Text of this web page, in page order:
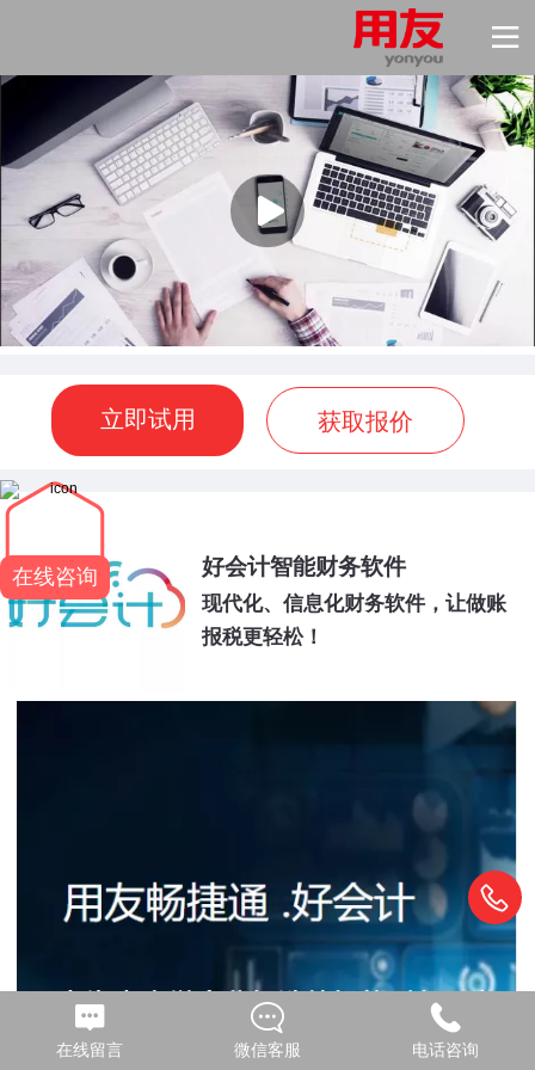
立即试用 获取报价
好会计智能财务软件
现代化、信息化财务软件，让做账
报税更轻松！
在线留言 微信客服 电话咨询
在线咨询